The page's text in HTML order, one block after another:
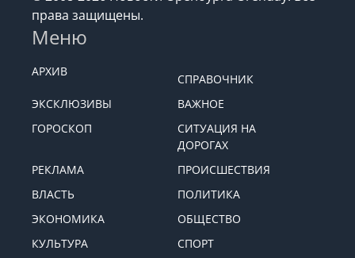
права защищены.
Меню
АРХИВ
СПРАВОЧНИК
ЭКСКЛЮЗИВЫ
ВАЖНОЕ
ГОРОСКОП
СИТУАЦИЯ НА
ДОРОГАХ
РЕКЛАМА
ПРОИСШЕСТВИЯ
ВЛАСТЬ
ПОЛИТИКА
ЭКОНОМИКА
ОБЩЕСТВО
КУЛЬТУРА
СПОРТ